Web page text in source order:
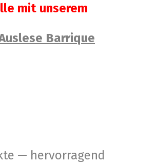
mit unserem
Barrique
— hervorragend